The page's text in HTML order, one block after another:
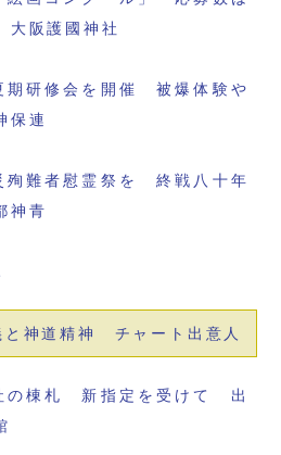
阪護國神社
期研修会を開催 被爆体験や
保連
殉難者慰霊祭を 終戦八十年
神青
と神道精神 チャート出意人
の棟札 新指定を受けて 出